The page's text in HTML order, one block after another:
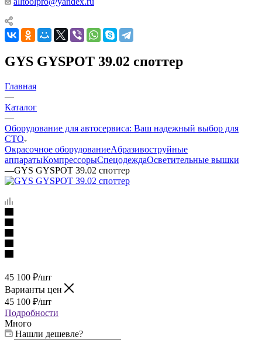
GYS GYSPOT 39.02 споттер
Главная
—
Каталог
—
Оборудование для автосервиса: Ваш надежный выбор для
СТО
Окрасочное оборудованиеAбразивоструйные
аппаратыКомпрессорыСпецодеждаОсветительные вышки
—GYS GYSPOT 39.02 споттер
45 100 ₽/шт
Варианты цен
45 100 ₽/шт
Подробности
Много
Нашли дешевле?